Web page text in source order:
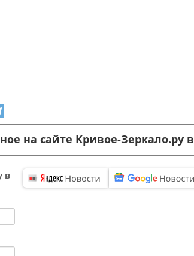
на сайте Кривое-Зеркало.ру в
в